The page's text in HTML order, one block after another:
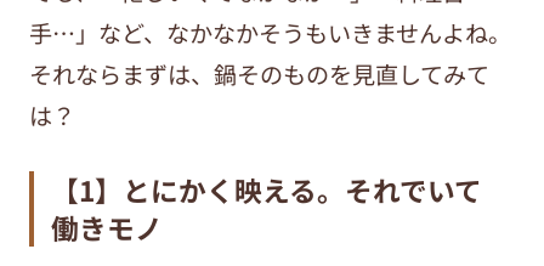
手…」など、なかなかそうもいきませんよね。
それならまずは、鍋そのものを見直してみて
は？
【1】とにかく映える。それでいて
働きモノ